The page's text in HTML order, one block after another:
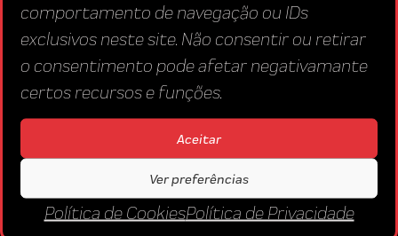
comportamento de navegação ou IDs
exclusivos neste site. Não consentir ou retirar
o consentimento pode afetar negativamante
certos recursos e funções.
Aceitar
Ver preferências
Política de CookiesPolítica de Privacidade